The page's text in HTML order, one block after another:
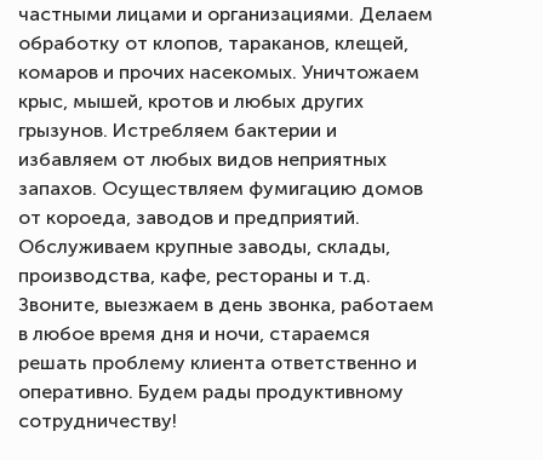
частными лицами и организациями. Делаем
обработку от клопов, тараканов, клещей,
комаров и прочих насекомых. Уничтожаем
крыс, мышей, кротов и любых других
грызунов. Истребляем бактерии и
избавляем от любых видов неприятных
запахов. Осуществляем фумигацию домов
от короеда, заводов и предприятий.
Обслуживаем крупные заводы, склады,
производства, кафе, рестораны и т.д.
Звоните, выезжаем в день звонка, работаем
в любое время дня и ночи, стараемся
решать проблему клиента ответственно и
оперативно. Будем рады продуктивному
сотрудничеству!